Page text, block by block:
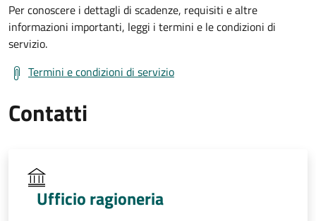
Per conoscere i dettagli di scadenze, requisiti e altre
informazioni importanti, leggi i termini e le condizioni di
servizio.
Termini e condizioni di servizio
Contatti
Ufficio ragioneria